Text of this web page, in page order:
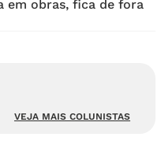
em obras, fica de fora
VEJA MAIS COLUNISTAS